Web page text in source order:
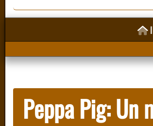
Peppa Pig: Un